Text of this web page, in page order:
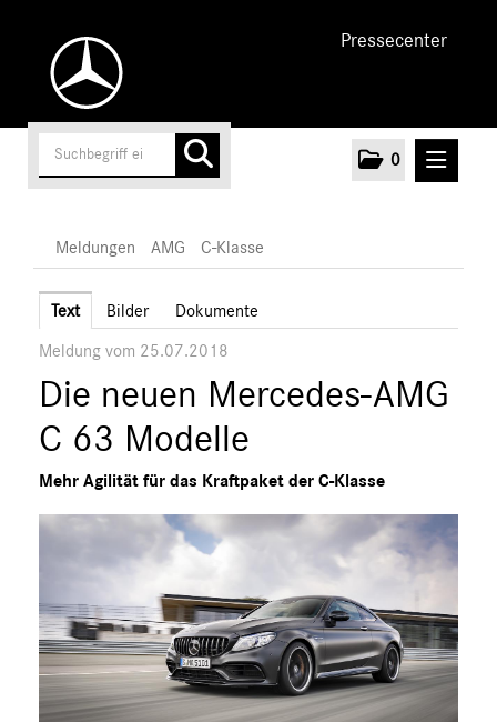
Pressecenter
0
Unternehmen
Cars
AMG
C-Klasse
E-Klasse
S-Klasse
GLC
GLE
GT R
GT C
Meldungen AMG C-Klasse
Text Bilder Dokumente
Meldung vom 25.07.2018
Die neuen Mercedes-AMG
C 63 Modelle
Mehr Agilität für das Kraftpaket der C-Klasse